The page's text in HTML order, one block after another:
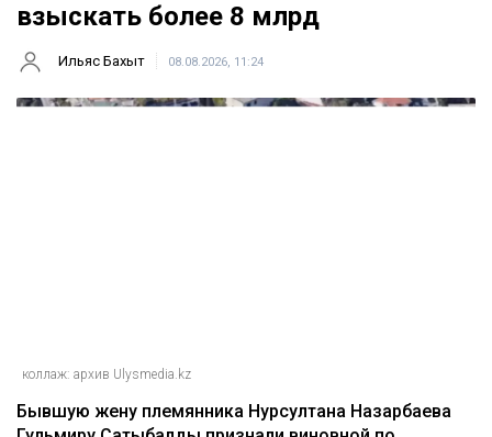
взыскать более 8 млрд
Ильяс Бахыт 08.08.2026, 11:24
коллаж: архив Ulysmedia.kz
Бывшую жену племянника Нурсултана Назарбаева